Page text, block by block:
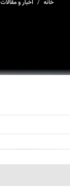
خانه اخبار و مقالات